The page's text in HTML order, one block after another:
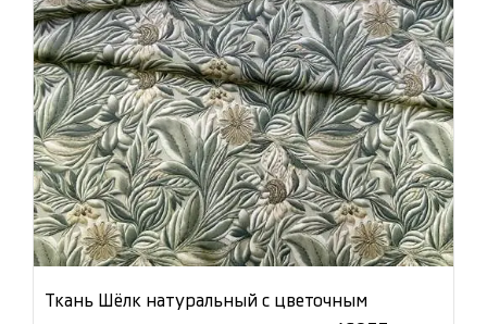
Ткань Шёлк натуральный с цветочным